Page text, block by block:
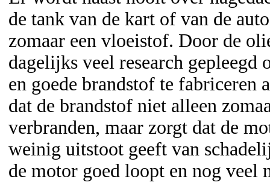
de tank van de kart of van de
zomaar een vloeistof. Door de
dagelijks veel research gepleegd
en goede brandstof te fabriceren
dat de brandstof niet alleen
verbranden, maar zorgt dat de
weinig uitstoot geeft van
de motor goed loopt en nog veel